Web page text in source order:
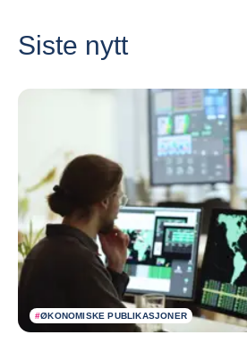
Siste nytt
#ØKONOMISKE PUBLIKASJONER